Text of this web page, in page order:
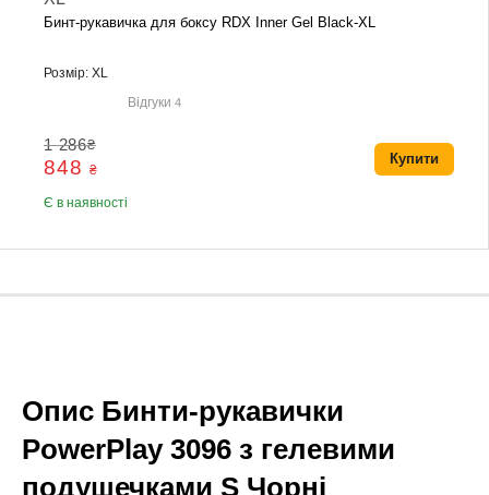
Бинт-рукавичка для боксу RDX Inner Gel Black-XL
Розмір: XL
Відгуки4
1 286₴
848 ₴
Є в наявності
Купити
Опис Бинти-рукавички
PowerPlay 3096 з гелевими
подушечками S Чорні